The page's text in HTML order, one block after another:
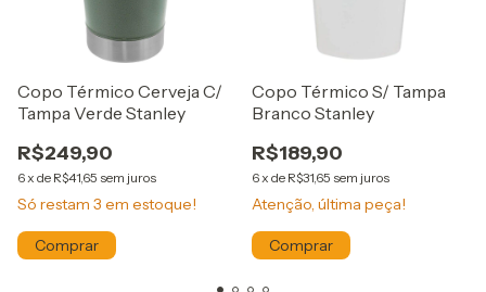
Copo Térmico Cerveja C/
Tampa Verde Stanley
R$249,90
6 x de R$41,65 sem juros
Só restam 3 em estoque!
Copo Térmico S/ Tampa
Branco Stanley
R$189,90
6 x de R$31,65 sem juros
Atenção, última peça!